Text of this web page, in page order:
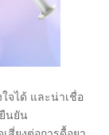
จได้ และน่าเชื่อ
นยัน